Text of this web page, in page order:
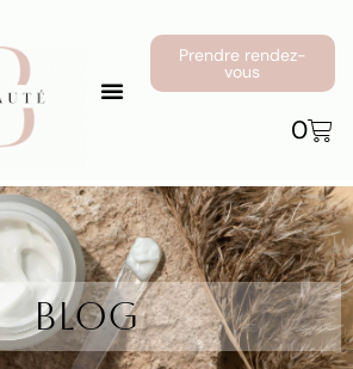
Prendre rendez-
vous
0
Blog